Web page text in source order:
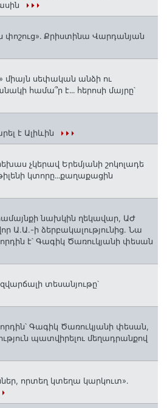
փոշուց»․ Քրիստինա Վարդանյան
միայն սեփական անձի ու
համա՞ր է․․․ հերոսի մայրը՝
է Ալիևին
չկերավ Երեմյանի շոկոլադե
կտորը․․․քաղաքացին
նախկին ղեկավար, ԱԺ
ի ձերբակալությունից. Նա
է՝ Գագիկ Ծառուկյանի փեսան
տեսանյութը՝
Գագիկ Ծառուկյանի փեսան,
պատվիրելու մեղադրանքով
որտեղ կտեղա կարկուտ»․